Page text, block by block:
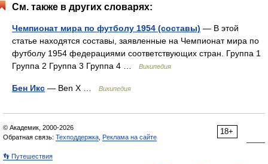
См. также в других словарях:
Чемпионат мира по футболу 1954 (составы) — В этой
статье находятся составы, заявленные на Чемпионат мира по
футболу 1954 федерациями соответствующих стран. Группа 1
Группа 2 Группа 3 Группа 4 …
Википедия
Бен Икс — Ben X … Википедия
18+
© Академик, 2000-2026
Обратная связь: Техподдержка Реклама на сайте
👣 Путешествия